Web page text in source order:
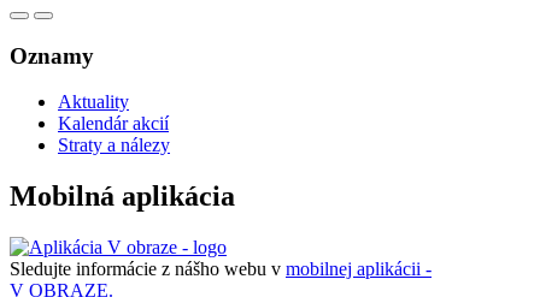
Oznamy
Aktuality
Kalendár akcií
Straty a nálezy
Mobilná aplikácia
Sledujte informácie z nášho webu v mobilnej aplikácii -
V OBRAZE.